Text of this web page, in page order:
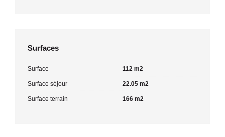
Surfaces
Surface 112 m2
Surface séjour 22.05 m2
Surface terrain 166 m2